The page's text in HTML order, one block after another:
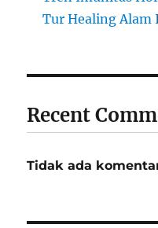
Tur Healing Alam
Recent
Tidak ada